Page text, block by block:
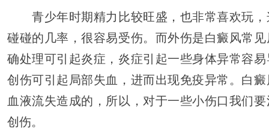
青少年时期精力比较旺盛，也非常喜欢玩，
碰碰的几率，很容易受伤。而外伤是白癜风常
确处理可引起炎症，炎症引起一些身体异常容
创伤可引起局部失血，进而出现免疫异常。白
血液流失造成的，所以，对于一些小伤口我们
创伤。